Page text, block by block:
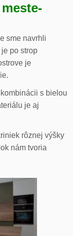
sme navrhli
po strop
je
s bielou
je aj
rôznej výšky
nám tvoria